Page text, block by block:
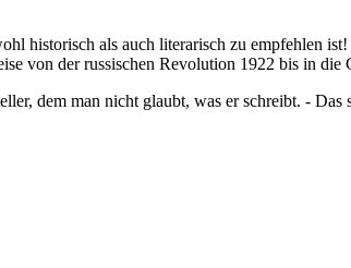
historisch als auch literarisch zu empfehlen
von der russischen Revolution 1922 bis in
dem man nicht glaubt, was er schreibt. -